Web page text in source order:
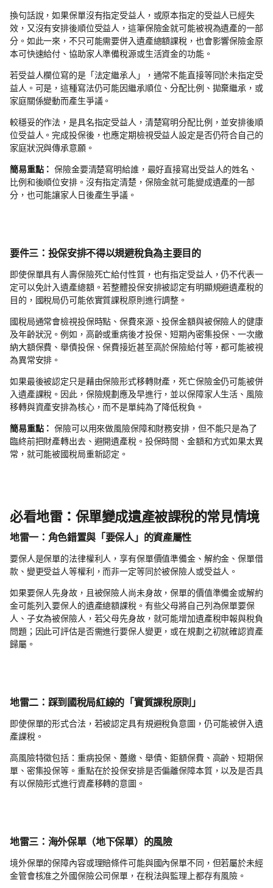
換句話說，如果保單沒有指定受益人，或原本指定的受益人已經失
效，又沒有安排後順位受益人，這筆保險金就可能被視為遺產的一部
分。如此一來，不只可能需要併入遺產總額課稅，也會影響保險金原
本可快速給付、協助家人準備稅源或生活資金的功能。
若受益人欄位寫的是「法定繼承人」，通常不能直接等同於未指定受
益人。可是，這種寫法仍可能因繼承順位、分配比例、拋棄繼承，或
家庭關係變動而產生爭議。
較穩妥的作法，是具名指定受益人，清楚寫明分配比例，並安排後順
位受益人。完成投保後，也應定期檢視受益人設定是否仍符合自己的
家庭狀況與傳承意願。
簡易重點：保險金要清楚寫明給誰，最好直接寫出受益人的姓名、
比例和後順位安排。沒有指定清楚，保險金就可能變成遺產的一部
分，也可能讓家人日後產生爭議。
要件三：投保安排不得以規避稅負為主要目的
即使保單具有人壽保險死亡給付性質，也有指定受益人，仍不代表一
定可以免計入遺產總額。若整體投保安排被認定有明顯規避遺產稅的
目的，國稅局仍可能依實質課稅原則進行調整。
國稅局通常會檢視投保時點、保費來源、投保金額與被保險人的健康
及年齡狀況。例如，高齡或重病後才投保、短期內密集投保、一次繳
納大額保費、舉債投保、保費接近甚至高於保險給付等，都可能被視
為異常安排。
如果最後被認定只是藉由保險形式移轉財產，死亡保險金仍可能被併
入遺產課稅。因此，保險規劃應及早進行，並以保障家人生活、風險
移轉與資產安排為核心，而不是單純為了降低稅負。
簡易重點： 保險可以用來做風險保障和財務安排，但不能只是為了
臨終前把財產轉出去、避開遺產稅。投保時間、金額和方式如果太異
常，就可能被國稅局重新認定。
必看地雷：保單變成遺產被課稅的常見情境
地雷一：角色錯置與「要保人」的資產屬性
要保人是保單的法律權利人，享有保單價值準備金、解約金、保單借
款、變更受益人等權利，而非一定等同於被保險人或受益人。
如果要保人先身故，且被保險人尚未身故，保單的價值準備金或解約
金可能列入要保人的遺產總額課稅。有些父母將自己列為保單要保
人、子女為被保險人，若父母先身故，就可能增加遺產稅申報與稅負
問題；因此可評估是否需進行要保人變更，或在規劃之初就確認資產
歸屬。
地雷二：踩到國稅局紅線的「實質課稅原則」
即使保單的形式合法，若被認定具有規避稅負意圖，仍可能被併入遺
產課稅。
高風險特徵包括：重病投保、躉繳、舉債、鉅額保費、高齡、短期保
單、密集投保等。重點在於投保安排是否偏離保障本質，以及是否具
有以保險形式進行資產移轉的意圖。
地雷三：海外保單（地下保單）的風險
境外保單的保障內容或理賠條件可能與國內保單不同，但若屬於未經
金管會核准之外國保險公司保單，在稅法與監理上都存有風險。